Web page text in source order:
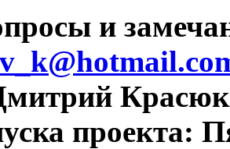
и
Красюк
проекта: